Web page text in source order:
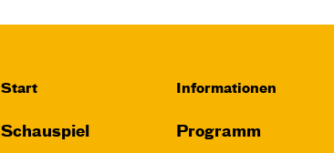
Start
Schauspiel
Informationen
Programm